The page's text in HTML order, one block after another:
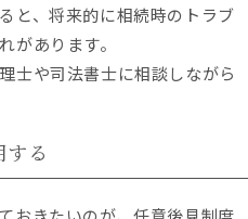
と、将来的に相続時のトラブ
があります。
士や司法書士に相談しながら
る